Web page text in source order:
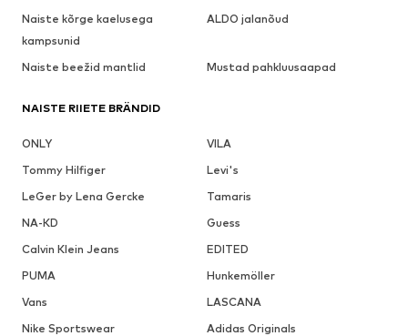
Naiste kõrge kaelusega
kampsunid
ALDO jalanõud
Naiste beežid mantlid Mustad pahkluusaapad
NAISTE RIIETE BRÄNDID
ONLY
VILA
Tommy Hilfiger
Levi's
LeGer by Lena Gercke
Tamaris
NA-KD
Guess
Calvin Klein Jeans
EDITED
PUMA
Hunkemöller
Vans
LASCANA
Nike Sportswear
Adidas Originals